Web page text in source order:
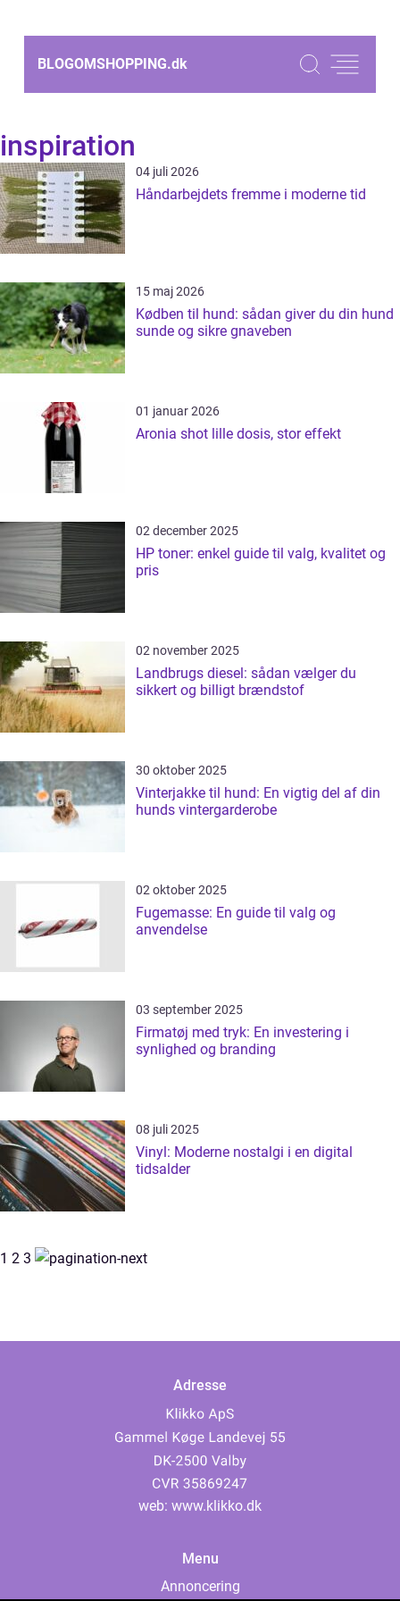
BLOGOMSHOPPING.dk
inspiration
04 juli 2026
Håndarbejdets fremme i moderne tid
15 maj 2026
Kødben til hund: sådan giver du din hund
sunde og sikre gnaveben
01 januar 2026
Aronia shot lille dosis, stor effekt
02 december 2025
HP toner: enkel guide til valg, kvalitet og
pris
02 november 2025
Landbrugs diesel: sådan vælger du
sikkert og billigt brændstof
30 oktober 2025
Vinterjakke til hund: En vigtig del af din
hunds vintergarderobe
02 oktober 2025
Fugemasse: En guide til valg og
anvendelse
03 september 2025
Firmatøj med tryk: En investering i
synlighed og branding
08 juli 2025
Vinyl: Moderne nostalgi i en digital
tidsalder
1 2 3
Adresse
web: www.klikko.dk
Menu
Annoncering